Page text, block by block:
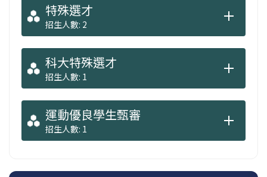
特殊選才
招生人數: 2
科大特殊選才
招生人數: 1
運動優良學生甄審
招生人數: 1